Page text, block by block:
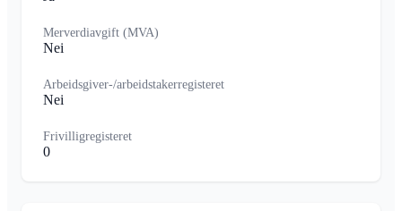
Merverdiavgift (MVA)
Nei
Arbeidsgiver-/arbeidstakerregisteret
Nei
Frivilligregisteret
0